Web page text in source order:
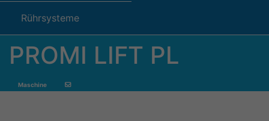
Rührsysteme
PROMI LIFT PL
Maschine